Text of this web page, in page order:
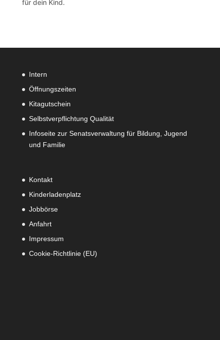
für dein Kind.
Intern
Öffnungszeiten
Kitagutschein
Selbstverpflichtung Qualität
Infoseite zur Senatsverwaltung für Bildung, Jugend
und Familie
Kontakt
Kinderladenplatz
Jobbörse
Anfahrt
Impressum
Cookie-Richtlinie (EU)